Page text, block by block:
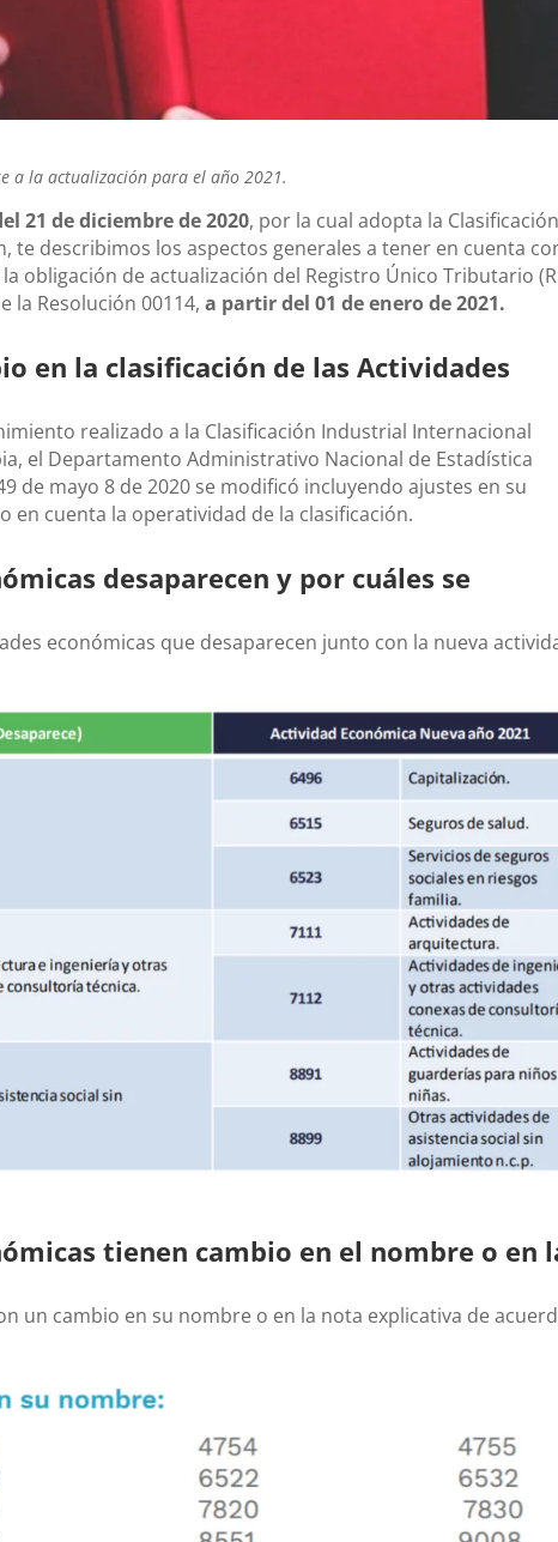
a la actualización para el año 2021.
21 de diciembre de 2020, por la cual adopta la
te describimos los aspectos generales a tener en cuenta
obligación de actualización del Registro Único Tributario
la Resolución 00114,a partir del 01 de enero de 2021.
en la clasificación de las Actividades
realizado a la Clasificación Industrial Internacional
el Departamento Administrativo Nacional de Estadística
de mayo 8 de 2020 se modificó incluyendo ajustes en su
en cuenta la operatividad de la clasificación.
desaparecen y por cuáles se
económicas que desaparecen junto con la nueva
tienen cambio en el nombre o en
un cambio en su nombre o en la nota explicativa de